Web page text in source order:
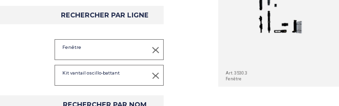
RECHERCHER PAR LIGNE
Fenêtre
Kit vantail oscillo-battant
RECHERCHER PAR NOM
Art. 3530.3
Fenêtre